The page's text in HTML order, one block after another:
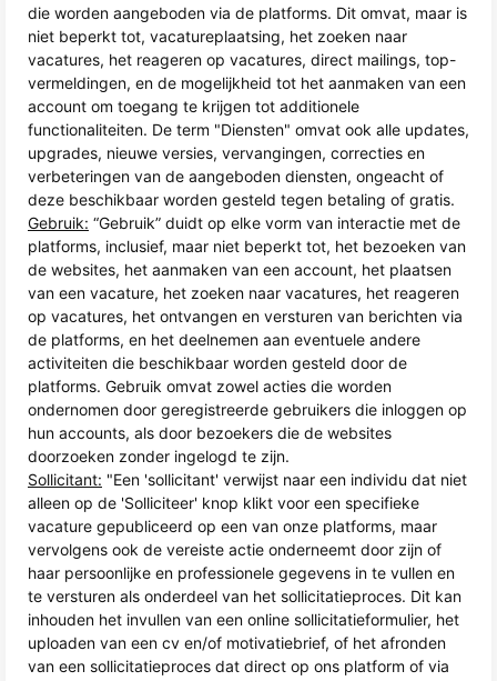
die worden aangeboden via de platforms. Dit omvat, maar is
niet beperkt tot, vacatureplaatsing, het zoeken naar
vacatures, het reageren op vacatures, direct mailings, top-
vermeldingen, en de mogelijkheid tot het aanmaken van een
account om toegang te krijgen tot additionele
functionaliteiten. De term "Diensten" omvat ook alle updates,
upgrades, nieuwe versies, vervangingen, correcties en
verbeteringen van de aangeboden diensten, ongeacht of
deze beschikbaar worden gesteld tegen betaling of gratis.
Gebruik: “Gebruik” duidt op elke vorm van interactie met de
platforms, inclusief, maar niet beperkt tot, het bezoeken van
de websites, het aanmaken van een account, het plaatsen
van een vacature, het zoeken naar vacatures, het reageren
op vacatures, het ontvangen en versturen van berichten via
de platforms, en het deelnemen aan eventuele andere
activiteiten die beschikbaar worden gesteld door de
platforms. Gebruik omvat zowel acties die worden
ondernomen door geregistreerde gebruikers die inloggen op
hun accounts, als door bezoekers die de websites
doorzoeken zonder ingelogd te zijn.
Sollicitant: "Een 'sollicitant' verwijst naar een individu dat niet
alleen op de 'Solliciteer' knop klikt voor een specifieke
vacature gepubliceerd op een van onze platforms, maar
vervolgens ook de vereiste actie onderneemt door zijn of
haar persoonlijke en professionele gegevens in te vullen en
te versturen als onderdeel van het sollicitatieproces. Dit kan
inhouden het invullen van een online sollicitatieformulier, het
uploaden van een cv en/of motivatiebrief, of het afronden
van een sollicitatieproces dat direct op ons platform of via